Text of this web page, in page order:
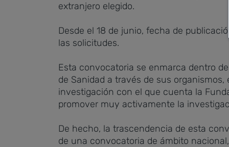
extranjero elegido.
Desde el 18 de junio, fecha de
las solicitudes.
Esta convocatoria se enmarca dentro
de Sanidad a través de sus
investigación con el que cuenta la
promover muy activamente la
De hecho, la trascendencia de esta
de una convocatoria de ámbito